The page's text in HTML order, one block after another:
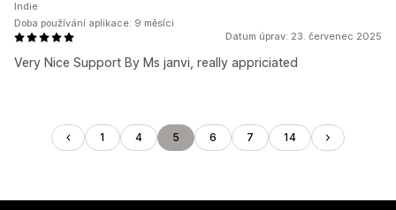
Datum úprav: 23. červenec 2025
Very Nice Support By Ms janvi, really appriciated
Indie
Doba používání aplikace: 9 měsíci
1 4 5 6 7 14